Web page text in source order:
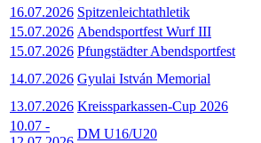
16.07.2026 Spitzenleichtathletik
15.07.2026 Abendsportfest Wurf III
15.07.2026 Pfungstädter Abendsportfest
14.07.2026 Gyulai István Memorial
13.07.2026 Kreissparkassen-Cup 2026
10.07 -
DM U16/U20